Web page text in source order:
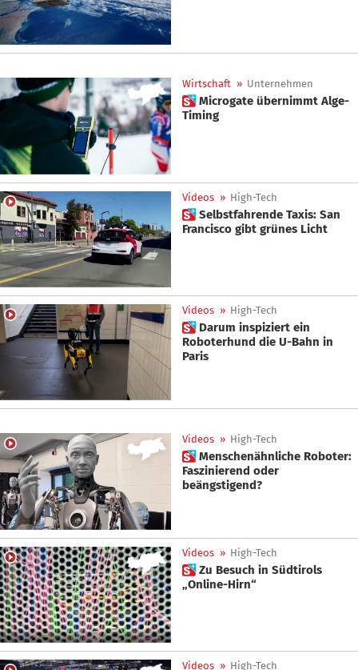
Wirtschaft » Unternehmen
 Microgate übernimmt Alge-
Timing
Videos » High-Tech
 Selbstfahrende Taxis: San
Francisco gibt grünes Licht
Videos » High-Tech
 Darum inspiziert ein
Roboterhund die U-Bahn in
Paris
Videos » High-Tech
 Menschenähnliche Roboter:
Faszinierend oder
beängstigend?
Videos » High-Tech
 Zu Besuch in Südtirols
„Online-Hirn“
Videos » High-Tech